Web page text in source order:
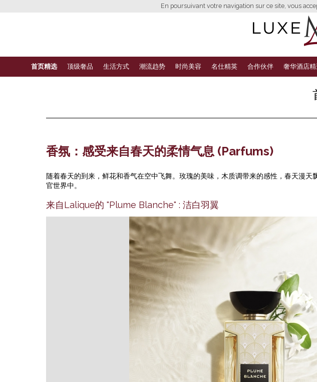
En poursuivant votre navigation sur ce site, vous
首页精选 顶级奢品 生活方式 潮流趋势 时尚美容 名仕精英 合作伙伴 奢华酒店
香氛：感受来自春天的柔情气息 (Parfums)
随着春天的到来，鲜花和香气在空中飞舞。玫瑰的美味，木质调带来的感性，春天漫
官世界中。
来自Lalique的 "Plume Blanche" : 洁白羽翼